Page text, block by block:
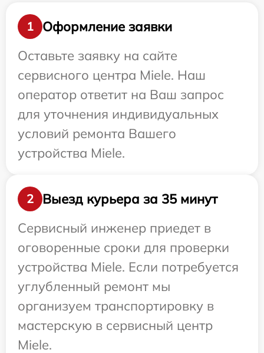
1
Оформление заявки
Оставьте заявку на сайте
сервисного центра Miele. Наш
оператор ответит на Ваш запрос
для уточнения индивидуальных
условий ремонта Вашего
устройства Miele.
2
Выезд курьера за 35 минут
Сервисный инженер приедет в
оговоренные сроки для проверки
устройства Miele. Если потребуется
углубленный ремонт мы
организуем транспортировку в
мастерскую в сервисный центр
Miele.